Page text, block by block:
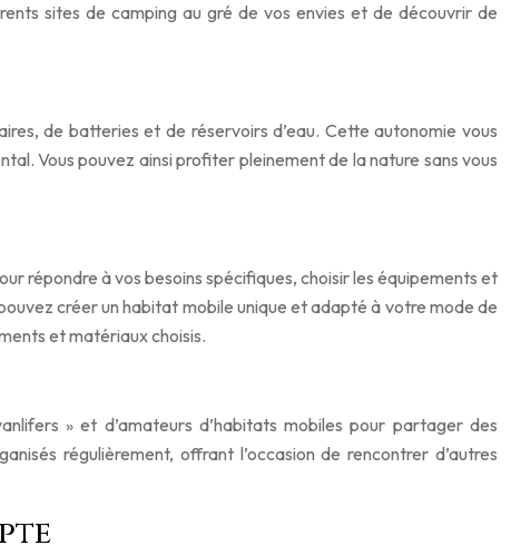
sites de camping au gré de vos envies et de découvrir de
de batteries et de réservoirs d’eau. Cette autonomie vous
Vous pouvez ainsi profiter pleinement de la nature sans vous
répondre à vos besoins spécifiques, choisir les équipements et
créer un habitat mobile unique et adapté à votre mode de
et matériaux choisis.
» et d’amateurs d’habitats mobiles pour partager des
régulièrement, offrant l’occasion de rencontrer d’autres